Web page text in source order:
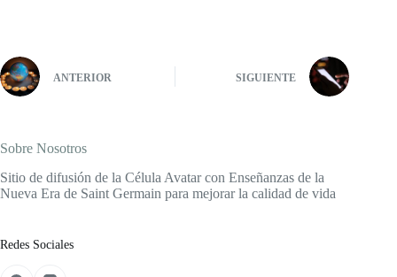
ANTERIOR SIGUIENTE
Sobre Nosotros
Sitio de difusión de la Célula Avatar con Enseñanzas de la
Nueva Era de Saint Germain para mejorar la calidad de vida
Redes Sociales